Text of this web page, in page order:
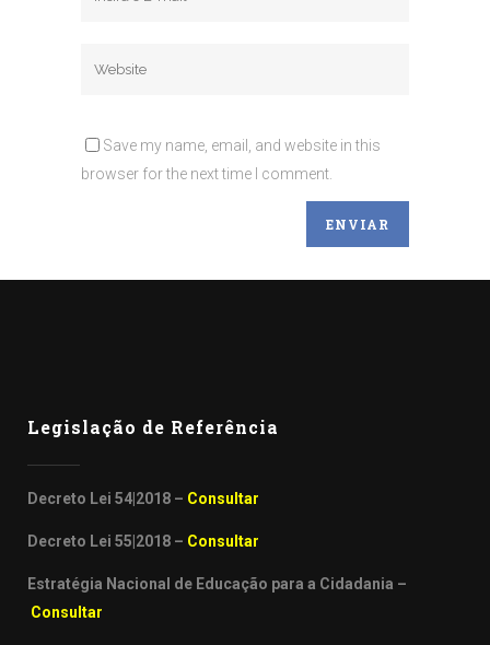
Save my name, email, and website in this
browser for the next time I comment.
Legislação de Referência
Decreto Lei 54|2018 – Consultar
Decreto Lei 55|2018 – Consultar
Estratégia Nacional de Educação para a Cidadania –
Consultar